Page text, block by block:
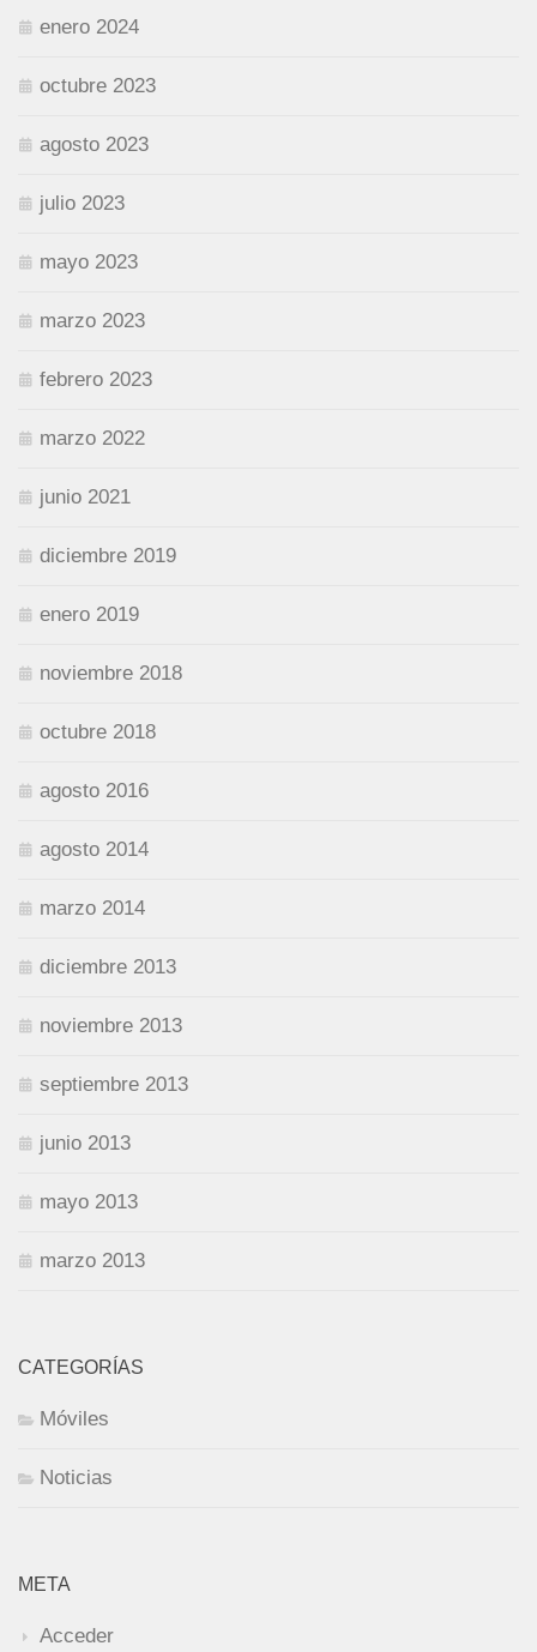
enero 2024
octubre 2023
agosto 2023
julio 2023
mayo 2023
marzo 2023
febrero 2023
marzo 2022
junio 2021
diciembre 2019
enero 2019
noviembre 2018
octubre 2018
agosto 2016
agosto 2014
marzo 2014
diciembre 2013
noviembre 2013
septiembre 2013
junio 2013
mayo 2013
marzo 2013
CATEGORÍAS
Móviles
Noticias
META
Acceder